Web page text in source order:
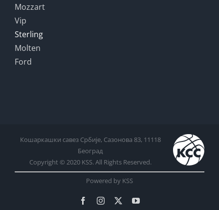
Mozzart
Vip
Sterling
Molten
Ford
Кошаркашки савез Србије, Сазонова 83, 11118
Београд
Copyright © 2020 KSS. All Rights Reserved.
Powered by KSS
FacebookInstagram YouTube